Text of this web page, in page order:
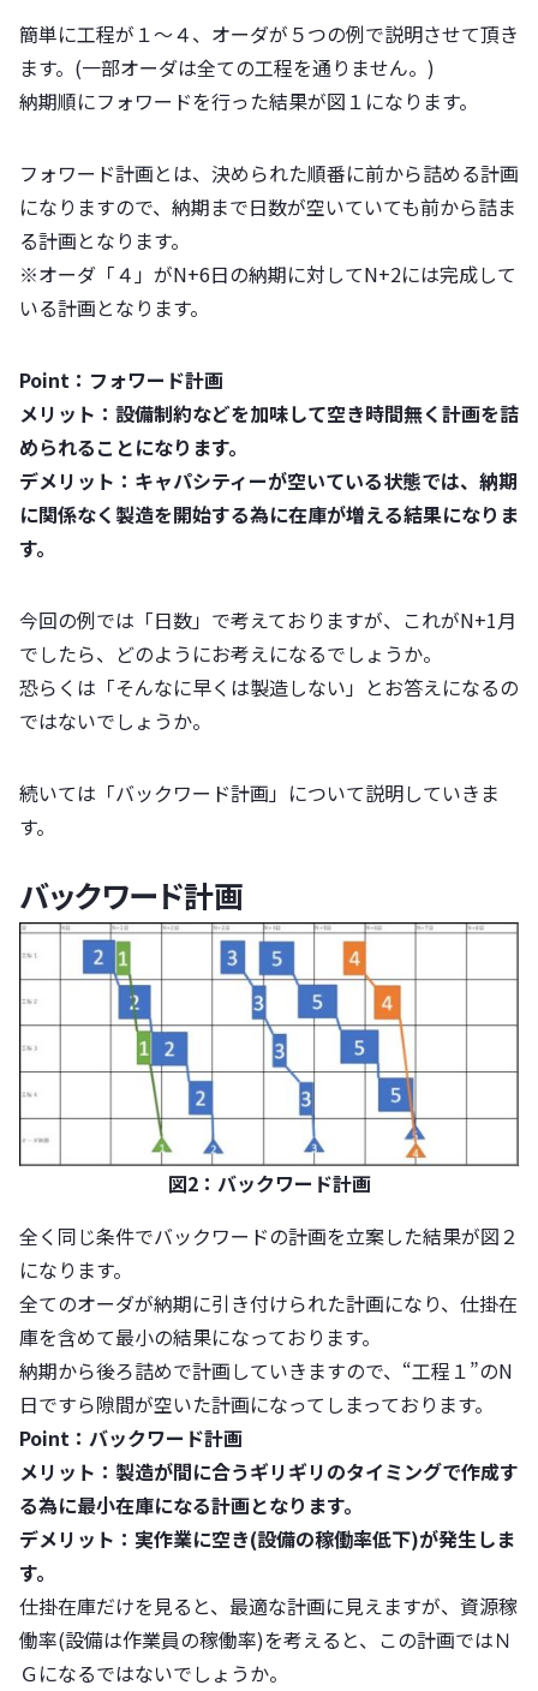
簡単に工程が１～４、オーダが５つの例で説明させて頂き
ます。(一部オーダは全ての工程を通りません。)
納期順にフォワードを行った結果が図１になります。
フォワード計画とは、決められた順番に前から詰める計画
になりますので、納期まで日数が空いていても前から詰ま
る計画となります。
※オーダ「４」がN+6日の納期に対してN+2には完成して
いる計画となります。
Point： フォワード計画
メリット：設備制約などを加味して空き時間無く計画を詰
められることになります。
デメリット：キャパシティーが空いている状態では、納期
に関係なく製造を開始する為に在庫が増える結果になりま
す。
今回の例では「日数」で考えておりますが、これがN+1月
でしたら、どのようにお考えになるでしょうか。
恐らくは「そんなに早くは製造しない」とお答えになるの
ではないでしょうか。
続いては「バックワード計画」について説明していきま
す。
バックワード計画
図2：バックワード計画
全く同じ条件でバックワードの計画を立案した結果が図２
になります。
全てのオーダが納期に引き付けられた計画になり、仕掛在
庫を含めて最小の結果になっております。
納期から後ろ詰めで計画していきますので、“工程１”のN
日ですら隙間が空いた計画になってしまっております。
Point： バックワード計画
メリット：製造が間に合うギリギリのタイミングで作成す
る為に最小在庫になる計画となります。
デメリット：実作業に空き(設備の稼働率低下)が発生しま
す。
仕掛在庫だけを見ると、最適な計画に見えますが、資源稼
働率(設備は作業員の稼働率)を考えると、この計画ではＮ
Ｇになるではないでしょうか。